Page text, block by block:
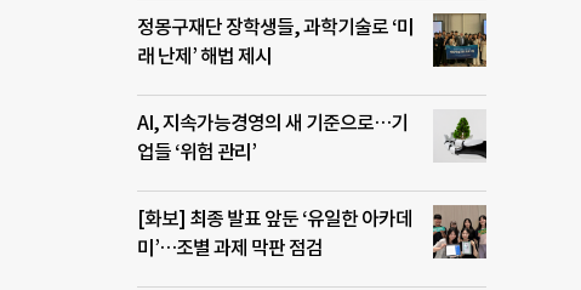
정몽구재단 장학생들, 과학기술로 ‘미
래 난제’ 해법 제시
AI, 지속가능경영의 새 기준으로…기
업들 ‘위험 관리’
[화보] 최종 발표 앞둔 ‘유일한 아카데
미’…조별 과제 막판 점검